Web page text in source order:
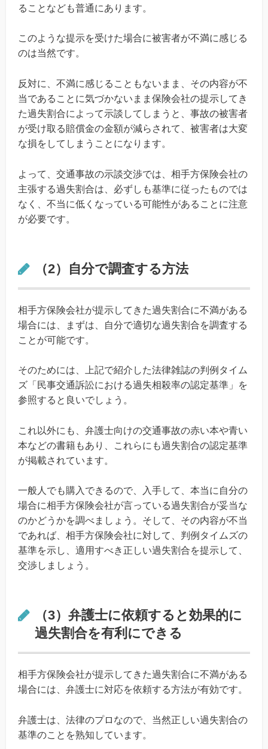
ることなども普通にあります。
このような提示を受けた場合に被害者が不満に感じる
のは当然です。
反対に、不満に感じることもないまま、その内容が不
当であることに気づかないまま保険会社の提示してき
た過失割合によって示談してしまうと、事故の被害者
が受け取る賠償金の金額が減らされて、被害者は大変
な損をしてしまうことになります。
よって、交通事故の示談交渉では、相手方保険会社の
主張する過失割合は、必ずしも基準に従ったものでは
なく、不当に低くなっている可能性があることに注意
が必要です。
（2）自分で調査する方法
相手方保険会社が提示してきた過失割合に不満がある
場合には、まずは、自分で適切な過失割合を調査する
ことが可能です。
そのためには、上記で紹介した法律雑誌の判例タイム
ズ「民事交通訴訟における過失相殺率の認定基準」を
参照すると良いでしょう。
これ以外にも、弁護士向けの交通事故の赤い本や青い
本などの書籍もあり、これらにも過失割合の認定基準
が掲載されています。
一般人でも購入できるので、入手して、本当に自分の
場合に相手方保険会社が言っている過失割合が妥当な
のかどうかを調べましょう。そして、その内容が不当
であれば、相手方保険会社に対して、判例タイムズの
基準を示し、適用すべき正しい過失割合を提示して、
交渉しましょう。
（3）弁護士に依頼すると効果的に
過失割合を有利にできる
相手方保険会社が提示してきた過失割合に不満がある
場合には、弁護士に対応を依頼する方法が有効です。
弁護士は、法律のプロなので、当然正しい過失割合の
基準のことを熟知しています。